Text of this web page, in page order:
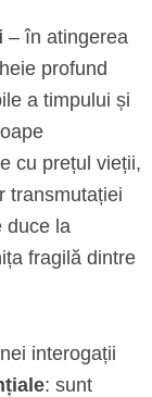
– în atingerea
profund
a timpului și
cu prețul vieții,
transmutației
duce la
fragilă dintre
interogații
: sunt